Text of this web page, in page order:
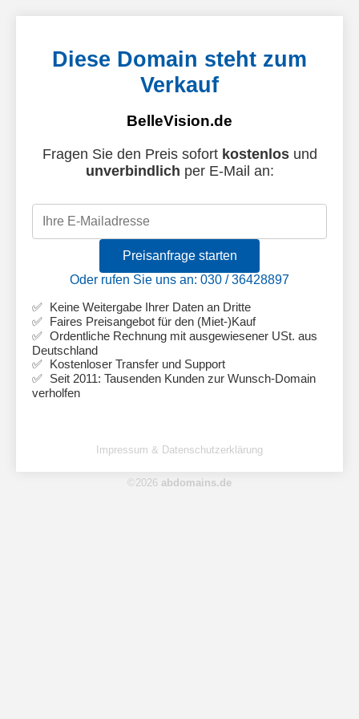
Diese Domain steht zum
Verkauf
BelleVision.de
Fragen Sie den Preis sofort kostenlosund
unverbindlich per E-Mail an:
Preisanfrage starten
Oder rufen Sie uns an: 030 / 36428897
Keine Weitergabe Ihrer Daten an Dritte
Faires Preisangebot für den (Miet-)Kauf
Ordentliche Rechnung mit ausgewiesener USt. aus
Deutschland
Kostenloser Transfer und Support
Seit 2011: Tausenden Kunden zur Wunsch-Domain
verholfen
Impressum & Datenschutzerklärung
©2026 abdomains.de